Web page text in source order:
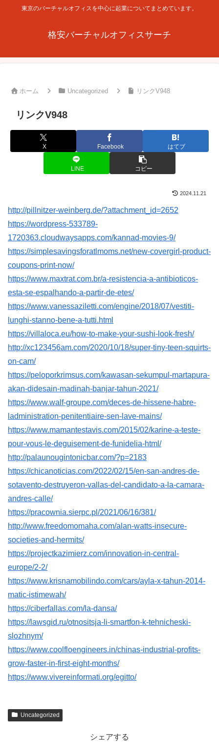
東京のバーチャルオフィスを中心に起業についてまとめています。
格安バーチャルオフィスサーチ
ホーム Uncategorized リンクV948
リンクV948
X Facebook はてブ
LINE コピー
2024.11.21
http://pillnitzer-weinberg.de/?attachment_id=2652
https://wordpress-533789-
1720363.cloudwaysapps.com/kannad-movies-9/
https://simplesavingsforatlmoms.net/new-covergirl-product-
coupons-print-now/
https://www.maxtrat.com.br/a-resistencia-a-antibioticos-
esta-se-espalhando-a-partir-de-etes/
https://www.vanessaziletti.com/engine/2018/07/vestiti-
lunghi-stanno-bene-a-tutti.html
https://villaloca.eu/how-to-make-your-sushi-look-fresh/
http://xc123456am.com/2020/10/18/super-tiny-teen-squirts-
on-cam/
https://peloporkrimsus.com/kawasan-sekumpul-martapura-
akan-didesain-madinah-banjar-tahun-2021/
https://www.walf-groupe.com/deces-de-hissene-habre-
ladministration-penitentiaire-sen-lave-mains/
https://www.mamantestavis.com/2015/02/karine-a-teste-
pour-vous-le-deguisement-de-funidelia-html/
http://palaunougintonicbar.com/?p=2183
https://chicanoticias.com/2022/02/15/en-san-andres-de-
sotavento-destruyeron-vallas-del-candidato-a-la-camara-
andres-calle/
https://pracownia.sierpc.pl/2021/06/16/381/
http://www.freedomomaha.com/alan-watts-insecure-
societies-and-hermits/
https://projectkazimierz.com/innovation-in-central-
europe/2-2/
https://www.krisnamobilindo.com/cars/ayla-x-tahun-2014-
matic-istimewah/
https://ciberfallas.com/la-dansa/
https://lawsgid.ru/otnositsja-li-smartfon-k-tehnicheski-
slozhnym/
https://www.coolfloengineers.in/chinas-industrial-profits-
grow-faster-in-first-eight-months/
https://www.vivereinformati.org/egitto/
Uncategorized
シェアする